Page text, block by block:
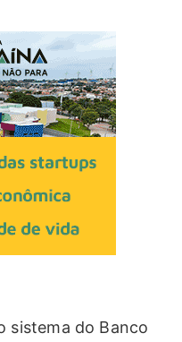
sistema do Banco